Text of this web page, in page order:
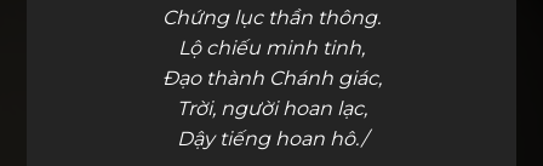
Chứng lục thần thông.
Lộ chiếu minh tinh,
Đạo thành Chánh giác,
Trời, người hoan lạc,
Dậy tiếng hoan hô./